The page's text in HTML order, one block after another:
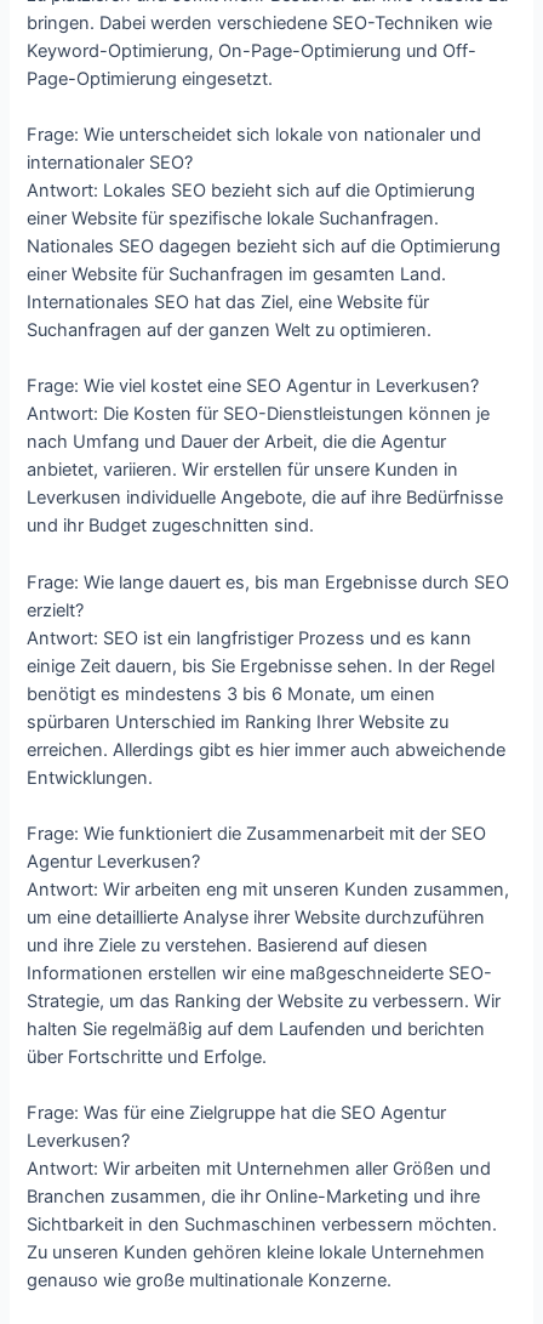
bringen. Dabei werden verschiedene SEO-Techniken wie
Keyword-Optimierung, On-Page-Optimierung und Off-
Page-Optimierung eingesetzt.
Frage: Wie unterscheidet sich lokale von nationaler und
internationaler SEO?
Antwort: Lokales SEO bezieht sich auf die Optimierung
einer Website für spezifische lokale Suchanfragen.
Nationales SEO dagegen bezieht sich auf die Optimierung
einer Website für Suchanfragen im gesamten Land.
Internationales SEO hat das Ziel, eine Website für
Suchanfragen auf der ganzen Welt zu optimieren.
Frage: Wie viel kostet eine SEO Agentur in Leverkusen?
Antwort: Die Kosten für SEO-Dienstleistungen können je
nach Umfang und Dauer der Arbeit, die die Agentur
anbietet, variieren. Wir erstellen für unsere Kunden in
Leverkusen individuelle Angebote, die auf ihre Bedürfnisse
und ihr Budget zugeschnitten sind.
Frage: Wie lange dauert es, bis man Ergebnisse durch SEO
erzielt?
Antwort: SEO ist ein langfristiger Prozess und es kann
einige Zeit dauern, bis Sie Ergebnisse sehen. In der Regel
benötigt es mindestens 3 bis 6 Monate, um einen
spürbaren Unterschied im Ranking Ihrer Website zu
erreichen. Allerdings gibt es hier immer auch abweichende
Entwicklungen.
Frage: Wie funktioniert die Zusammenarbeit mit der SEO
Agentur Leverkusen?
Antwort: Wir arbeiten eng mit unseren Kunden zusammen,
um eine detaillierte Analyse ihrer Website durchzuführen
und ihre Ziele zu verstehen. Basierend auf diesen
Informationen erstellen wir eine maßgeschneiderte SEO-
Strategie, um das Ranking der Website zu verbessern. Wir
halten Sie regelmäßig auf dem Laufenden und berichten
über Fortschritte und Erfolge.
Frage: Was für eine Zielgruppe hat die SEO Agentur
Leverkusen?
Antwort: Wir arbeiten mit Unternehmen aller Größen und
Branchen zusammen, die ihr Online-Marketing und ihre
Sichtbarkeit in den Suchmaschinen verbessern möchten.
Zu unseren Kunden gehören kleine lokale Unternehmen
genauso wie große multinationale Konzerne.